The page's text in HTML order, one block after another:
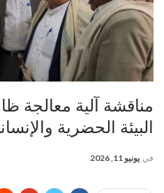
مناقشة آلية معالجة
البيئة الحضرية
في يونيو 11, 2026